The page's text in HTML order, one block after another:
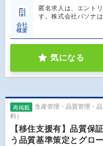
会社
概要
匿名求人は、エント
す。株式会社パソナ
気になる
再掲載
生産管理・品質管理・
料）
【移住支援有】品質保
う品質基準策定とグロ